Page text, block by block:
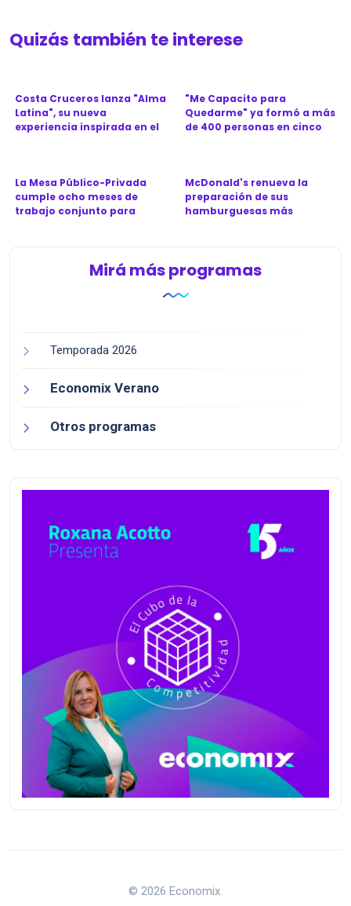
Quizás también te interese
Costa Cruceros lanza "Alma
Latina", su nueva
experiencia inspirada en el
"Me Capacito para
Quedarme" ya formó a más
de 400 personas en cinco
La Mesa Público-Privada
cumple ocho meses de
trabajo conjunto para
McDonald's renueva la
preparación de sus
hamburguesas más
Mirá más programas
Temporada 2026
Economix Verano
Otros programas
© 2026 Economix.